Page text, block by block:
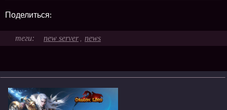
Поделиться:
new server , news